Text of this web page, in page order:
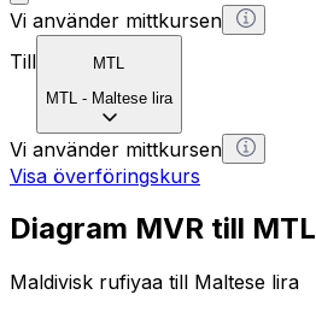
Vi använder mittkursen
Till
MTL
MTL - Maltese lira
Vi använder mittkursen
Visa överföringskurs
Diagram MVR till MTL
Maldivisk rufiyaa till Maltese lira